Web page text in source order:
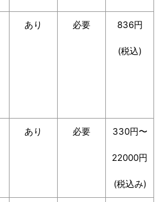
あり 必要 836円
(税込)
あり 必要 330円〜
22000円
(税込み)